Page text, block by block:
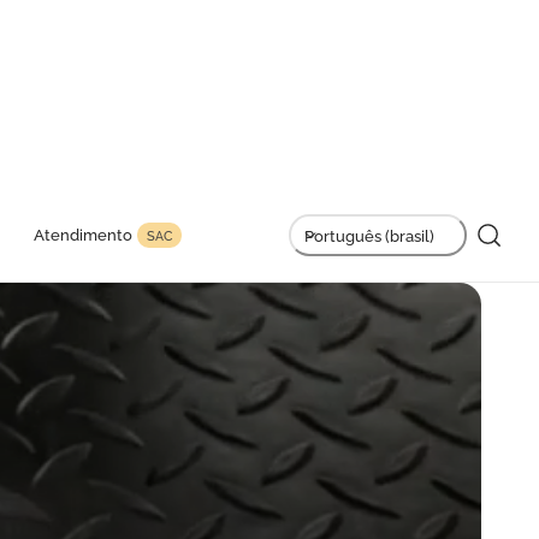
Atendimento SAC
L
i
n
g
u
a
g
Português (brasil)